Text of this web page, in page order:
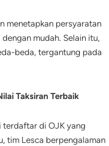
menetapkan persyaratan
mudah. Selain itu,
beda, tergantung pada
Taksiran Terbaik
terdaftar di OJK yang
tim Lesca berpengalaman